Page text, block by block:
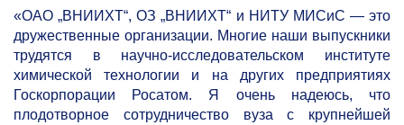
«ОАО „ВНИИХТ“, ОЗ „ВНИИХТ“ и НИТУ МИСиС — это
дружественные организации. Многие наши выпускники
трудятся в научно-исследовательском институте
химической технологии и на других предприятиях
Госкорпорации Росатом. Я очень надеюсь, что
плодотворное сотрудничество вуза с крупнейшей